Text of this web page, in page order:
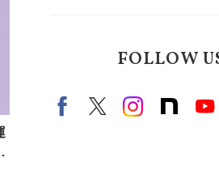
FOLLOW
FacebookX（旧twitter）
instagram
note